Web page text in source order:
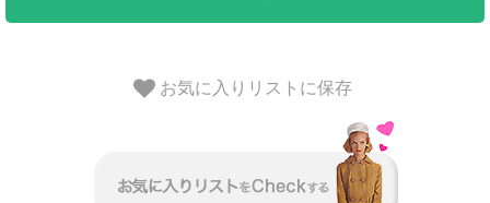
お気に入りリストに保存